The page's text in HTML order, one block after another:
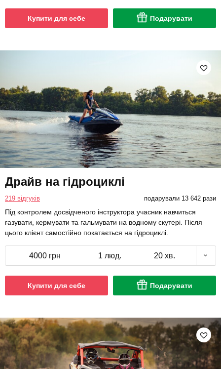
Купити для себе Подарувати
Драйв на гідроциклі
219 відгуків подарували 13 642 рази
Під контролем досвідченого інструктора учасник навчиться
газувати, кермувати та гальмувати на водному скутері. Після
цього клієнт самостійно покатається на гідроциклі.
4000 грн 1 люд. 20 хв.
Купити для себе Подарувати